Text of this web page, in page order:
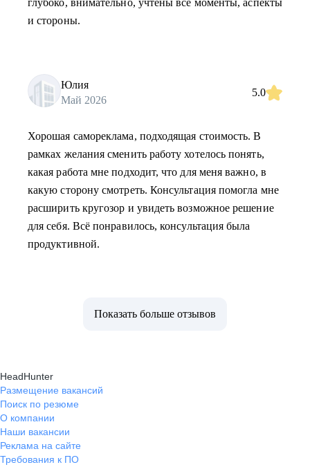
глубоко, внимательно, учтены все моменты, аспекты
и стороны.
Юлия
Май 2026
5.0
Хорошая самореклама, подходящая стоимость. В
рамках желания сменить работу хотелось понять,
какая работа мне подходит, что для меня важно, в
какую сторону смотреть. Консультация помогла мне
расширить кругозор и увидеть возможное решение
для себя. Всё понравилось, консультация была
продуктивной.
Показать больше отзывов
HeadHunter
Размещение вакансий
Поиск по резюме
О компании
Наши вакансии
Реклама на сайте
Требования к ПО